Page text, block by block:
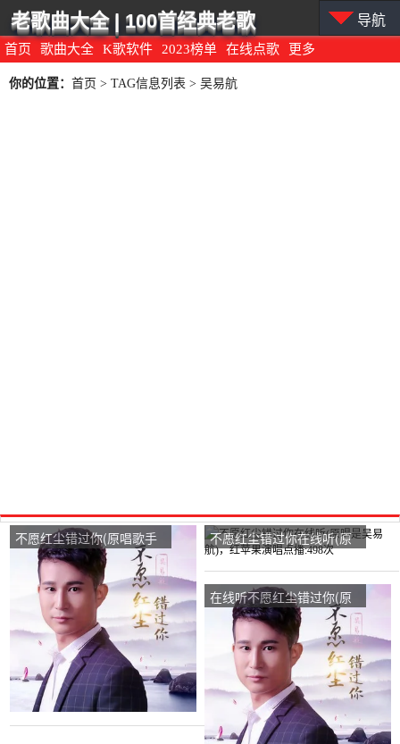
首页 歌曲大全 K歌软件 2023榜单 在线点歌 更多
老歌曲大全 | 100首经典老歌 导航
你的位置： 首页 > TAG信息列表 > 吴易航
不愿红尘错过你(原唱歌手
吴易航)，潇剑在线演唱
3924分
不愿红尘错过你在线听(原
唱是吴易航)，红苹果演唱
点播:498次
在线听不愿红尘错过你(原
唱是吴易航)，冬梅演唱点
播:208次